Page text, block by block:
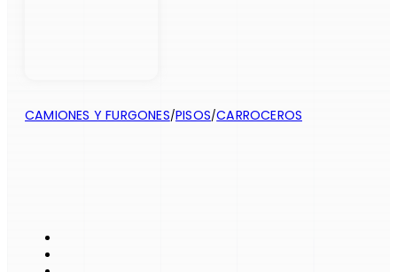
CAMIONES Y FURGONES/PISOS/CARROCEROS